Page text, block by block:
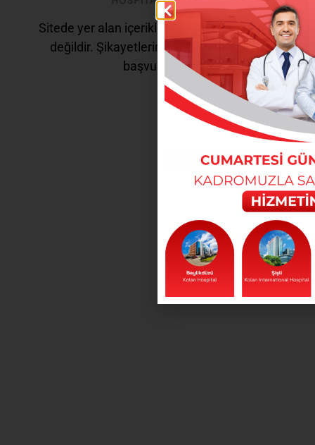
Sitede yer alan içerikler tanı ve tedavi amaçlı
değildir. Şikayetleriniz için doktorunuza
başvurunuz.